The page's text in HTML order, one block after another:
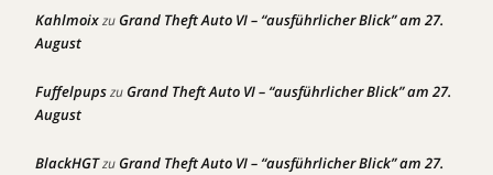
KahlmoixzuGrand Theft Auto VI – “ausführlicher Blick” am 27.
August
FuffelpupszuGrand Theft Auto VI – “ausführlicher Blick” am 27.
August
BlackHGTzuGrand Theft Auto VI – “ausführlicher Blick” am 27.